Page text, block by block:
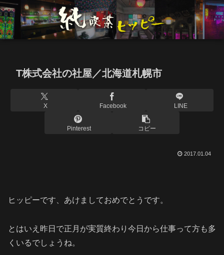
T株式会社の社屋／北海道札幌市
X Facebook LINE
Pinterest コピー
2017.01.04
ヒッピーです、あけましておめでとうです。
とはいえ昨日で正月が実質終わり今日から仕事って方も多
くいるでしょうね。